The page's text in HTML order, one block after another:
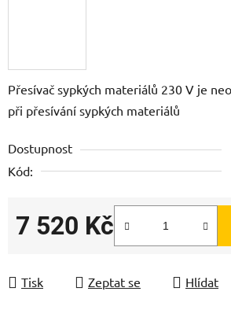
Přesívač sypkých materiálů 230 V je
při přesívání sypkých materiálů
Dostupnost
Kód:
7 520 Kč
Tisk Zeptat se Hlídat